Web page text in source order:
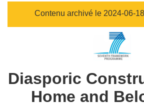
Contenu archivé le 2024-06-18
Diasporic
Home and